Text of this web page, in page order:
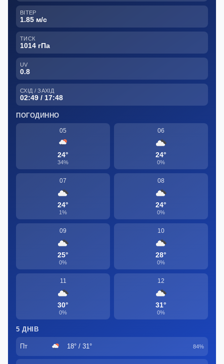
ВІТЕР
1.85 м/с
ТИСК
1014 гПа
UV
0.8
СХІД / ЗАХІД
02:49 / 17:48
ПОГОДИННО
05
24°
34%
06
24°
0%
07
24°
1%
08
24°
0%
09
25°
0%
10
28°
0%
11
30°
0%
12
31°
0%
5 ДНІВ
Пт 18° / 31° 84%